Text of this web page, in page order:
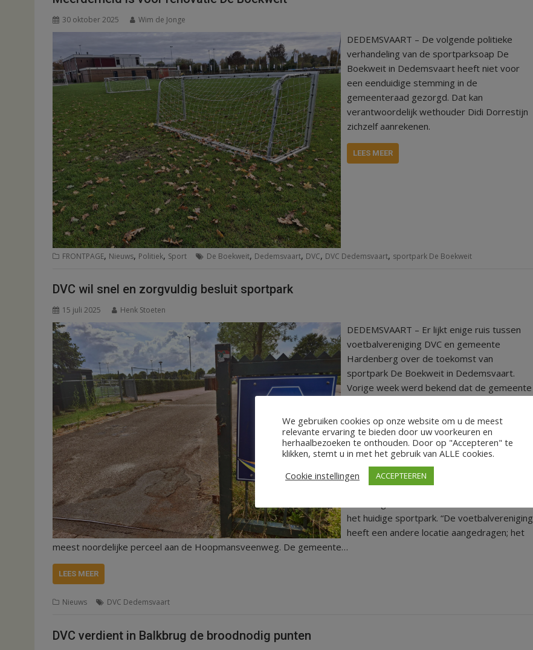
30 oktober 2025 Wim de Jonge
DEDEMSVAART – De volgende politieke
verhandeling van de sportparksoap De
Boekweit in Dedemsvaart heeft niet voor
een eenduidige stemming in de
gemeenteraad gezorgd. Dat kan
verantwoordelijk wethouder Didi Dorrestijn
zichzelf aanrekenen.
LEES MEER
FRONTPAGE, Nieuws, Politiek, Sport De Boekweit, Dedemsvaart, DVC, DVC Dedemsvaart, sportpark De Boekweit
DVC wil snel en zorgvuldig besluit sportpark
15 juli 2025 Henk Stoeten
DEDEMSVAART – Er lijkt enige ruis tussen
voetbalvereniging DVC en gemeente
Hardenberg over de toekomst van
sportpark De Boekweit in Dedemsvaart.
Vorige week werd bekend dat de gemeente
verplaatsing naar Hoopmansveenweg/Van
Rooijens Hoofdwijk. DVC verlangt vooral
naar duidelijkheid en verwacht dat in oktober
een besluit wordt genomen door de
gemeente. De gemeenteraad heeft vorig
jaar de opdracht gegeven van verhuizing
het huidige sportpark. “De voetbalvereniging
heeft een andere locatie aangedragen; het
meest noordelijke perceel aan de Hoopmansveenweg. De gemeente…
LEES MEER
Nieuws DVC Dedemsvaart
DVC verdient in Balkbrug de broodnodig punten
We gebruiken cookies op onze website om u de meest
relevante ervaring te bieden door uw voorkeuren en
herhaalbezoeken te onthouden. Door op "Accepteren" te
klikken, stemt u in met het gebruik van ALLE cookies.
Cookie instellingen
ACCEPTEEREN